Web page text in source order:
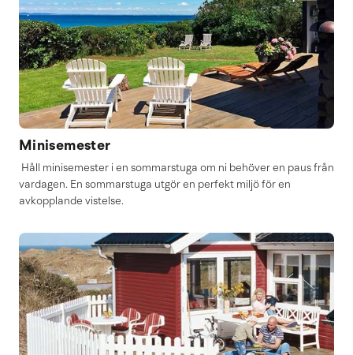
Minisemester
Håll minisemester i en sommarstuga om ni behöver en paus från
vardagen. En sommarstuga utgör en perfekt miljö för en
avkopplande vistelse.